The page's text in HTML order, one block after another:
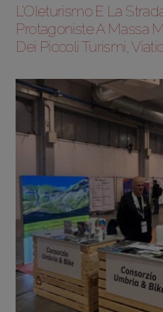
L’Oleturismo E La
Protagoniste A Massa
Dei Piccoli Turismi,